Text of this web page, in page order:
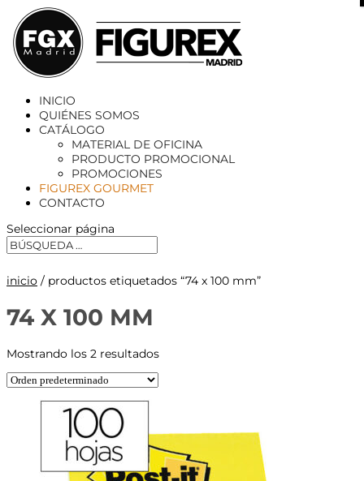
INICIO
QUIÉNES SOMOS
CATÁLOGO
MATERIAL DE OFICINA
PRODUCTO PROMOCIONAL
PROMOCIONES
FIGUREX GOURMET
CONTACTO
Seleccionar página
inicio / productos etiquetados “74 x 100 mm”
74 X 100 MM
Mostrando los 2 resultados